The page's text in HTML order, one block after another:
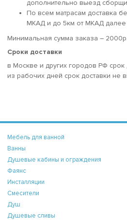
дополнительно выезд
По всем матрасам доставка
МКАД и до 5км от МКАД далее
Минимальная сумма заказа – 2000р.
Сроки доставки
в Москве и других городов РФ срок
из рабочих дней срок доставки не
Мебель для ванной
Ванны
Душевые кабины и ограждения
Фаянс
Инсталляции
Смесители
Душ
Душевые сливы